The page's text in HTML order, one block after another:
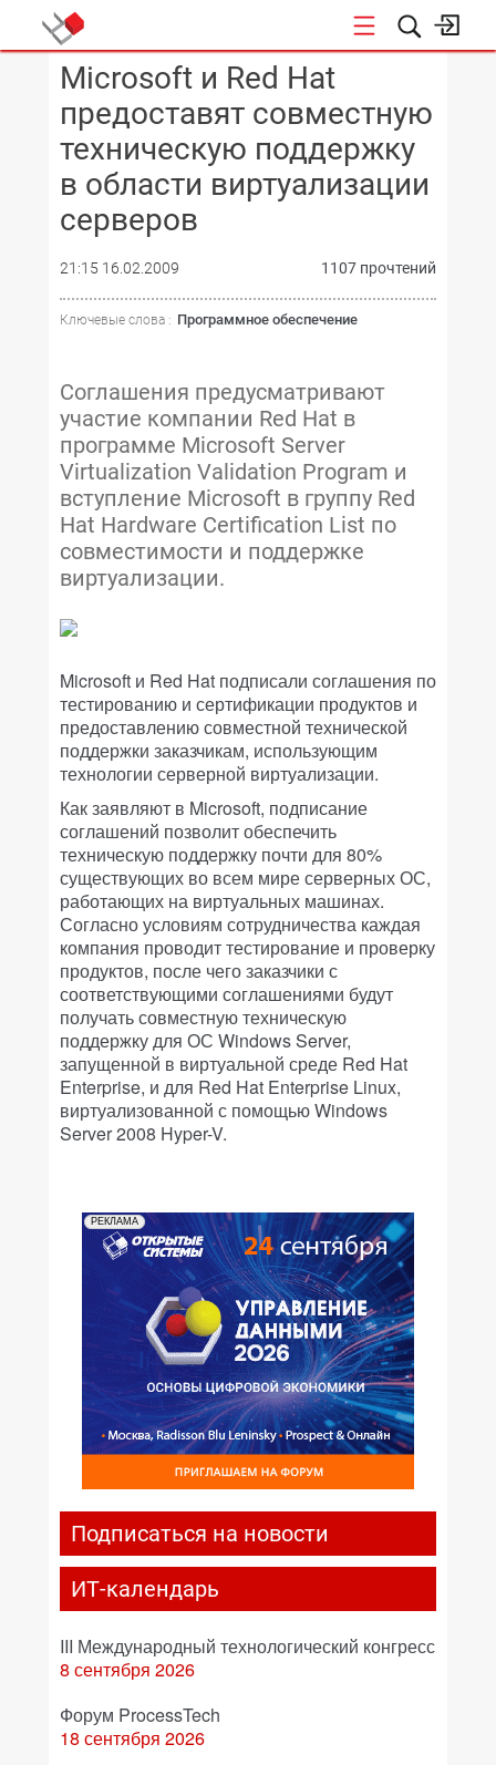
КОНФЕРЕНЦИИ
Microsoft и Red Hat
предоставят совместную
техническую поддержку
в области виртуализации
серверов
21:15 16.02.2009 1107 прочтений
Ключевые слова : Программное обеспечение
Соглашения предусматривают
участие компании Red Hat в
программе Microsoft Server
Virtualization Validation Program и
вступление Microsoft в группу Red
Hat Hardware Certification List по
совместимости и поддержке
виртуализации.
Microsoft и Red Hat подписали соглашения по
тестированию и сертификации продуктов и
предоставлению совместной технической
поддержки заказчикам, использующим
технологии серверной виртуализации.
Как заявляют в Microsoft, подписание
соглашений позволит обеспечить
техническую поддержку почти для 80%
существующих во всем мире серверных ОС,
работающих на виртуальных машинах.
Согласно условиям сотрудничества каждая
компания проводит тестирование и проверку
продуктов, после чего заказчики с
соответствующими соглашениями будут
получать совместную техническую
поддержку для ОС Windows Server,
запущенной в виртуальной среде Red Hat
Enterprise, и для Red Hat Enterprise Linux,
виртуализованной с помощью Windows
Server 2008 Hyper-V.
РЕКЛАМА
Подписаться на новости
ИТ-календарь
III Международный технологический конгресс
8 сентября 2026
Форум ProcessTech
18 сентября 2026